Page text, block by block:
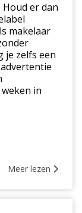
er dan
makelaar
je zelfs een
in
Meer lezen